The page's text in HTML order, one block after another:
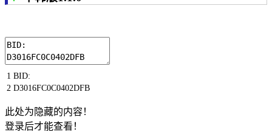
1
2
BID:
D3016FC0C0402DFB
此处为隐藏的内容！
登录后才能查看！